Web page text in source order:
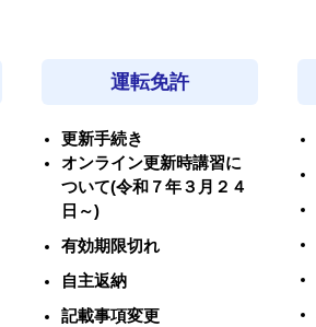
運転免許
更新手続き
オンライン更新時講習に
ついて(令和７年３月２４
日～)
有効期限切れ
自主返納
記載事項変更